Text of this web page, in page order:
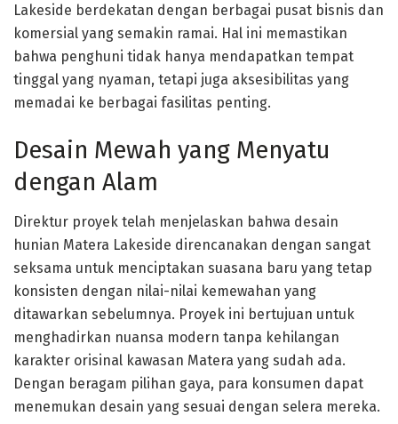
Lakeside berdekatan dengan berbagai pusat bisnis dan
komersial yang semakin ramai. Hal ini memastikan
bahwa penghuni tidak hanya mendapatkan tempat
tinggal yang nyaman, tetapi juga aksesibilitas yang
memadai ke berbagai fasilitas penting.
Desain Mewah yang Menyatu
dengan Alam
Direktur proyek telah menjelaskan bahwa desain
hunian Matera Lakeside direncanakan dengan sangat
seksama untuk menciptakan suasana baru yang tetap
konsisten dengan nilai-nilai kemewahan yang
ditawarkan sebelumnya. Proyek ini bertujuan untuk
menghadirkan nuansa modern tanpa kehilangan
karakter orisinal kawasan Matera yang sudah ada.
Dengan beragam pilihan gaya, para konsumen dapat
menemukan desain yang sesuai dengan selera mereka.